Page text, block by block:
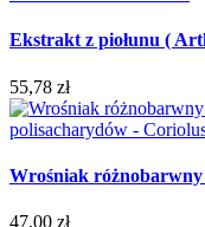
Ekstrakt z piołunu (
55,78 zł
Wrośniak
47,00 zł